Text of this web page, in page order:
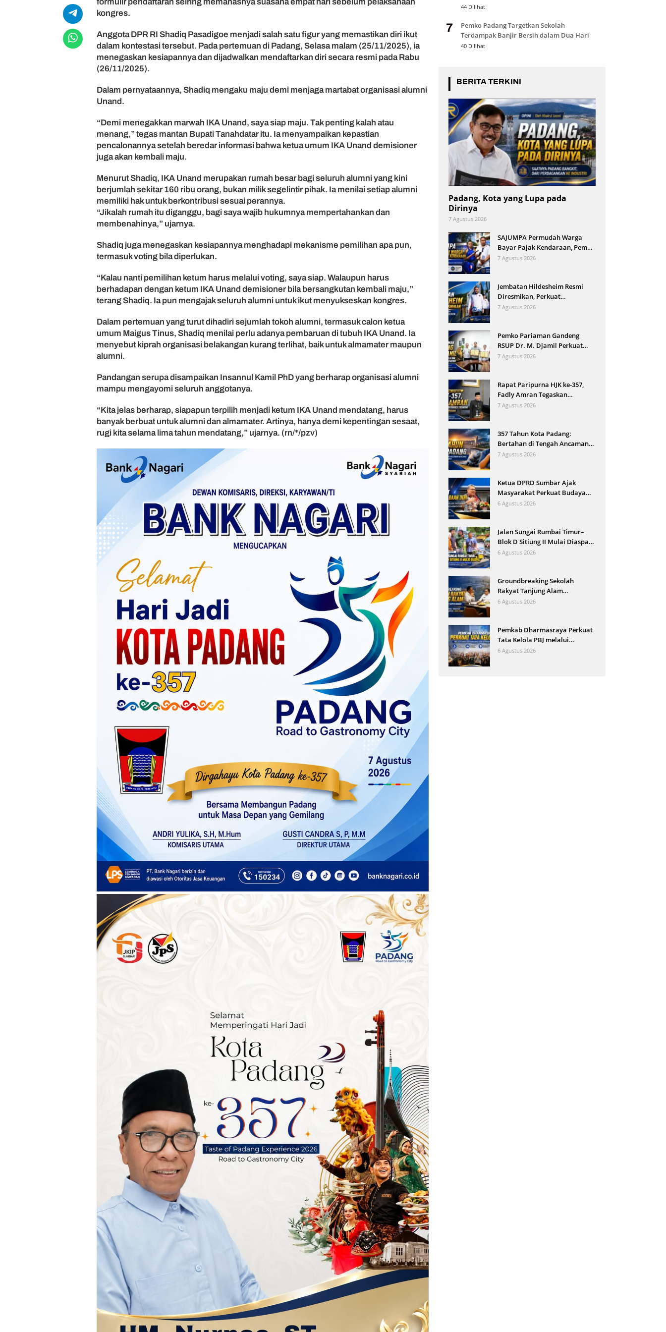
j
u
C
a
e
I
K
A
U
a
kongres.
Anggota DPR RI Shadiq Pasadigoe menjadi salah satu figur yang memastikan diri ikut
dalam kontestasi tersebut. Pada pertemuan di Padang, Selasa malam (25/11/2025), ia
menegaskan kesiapannya dan dijadwalkan mendaftarkan diri secara resmi pada Rabu
(26/11/2025).
Dalam pernyataannya, Shadiq mengaku maju demi menjaga martabat organisasi alumni
Unand.
“Demi menegakkan marwah IKA Unand, saya siap maju. Tak penting kalah atau
menang,” tegas mantan Bupati Tanahdatar itu. Ia menyampaikan kepastian
pencalonannya setelah beredar informasi bahwa ketua umum IKA Unand demisioner
juga akan kembali maju.
Menurut Shadiq, IKA Unand merupakan rumah besar bagi seluruh alumni yang kini
berjumlah sekitar 160 ribu orang, bukan milik segelintir pihak. Ia menilai setiap alumni
memiliki hak untuk berkontribusi sesuai perannya.
“Jikalah rumah itu diganggu, bagi saya wajib hukumnya mempertahankan dan
membenahinya,” ujarnya.
Shadiq juga menegaskan kesiapannya menghadapi mekanisme pemilihan apa pun,
termasuk voting bila diperlukan.
“Kalau nanti pemilihan ketum harus melalui voting, saya siap. Walaupun harus
berhadapan dengan ketum IKA Unand demisioner bila bersangkutan kembali maju,”
terang Shadiq. Ia pun mengajak seluruh alumni untuk ikut menyukseskan kongres.
Dalam pertemuan yang turut dihadiri sejumlah tokoh alumni, termasuk calon ketua
umum Maigus Tinus, Shadiq menilai perlu adanya pembaruan di tubuh IKA Unand. Ia
menyebut kiprah organisasi belakangan kurang terlihat, baik untuk almamater maupun
alumni.
Pandangan serupa disampaikan Insannul Kamil PhD yang berharap organisasi alumni
mampu mengayomi seluruh anggotanya.
“Kita jelas berharap, siapapun terpilih menjadi ketum IKA Unand mendatang, harus
banyak berbuat untuk alumni dan almamater. Artinya, hanya demi kepentingan sesaat,
rugi kita selama lima tahun mendatang,” ujarnya. (rn/*/pzv)
44 Dilihat
7
Pemko Padang Targetkan Sekolah
Terdampak Banjir Bersih dalam Dua Hari
40 Dilihat
BERITA TERKINI
Padang, Kota yang Lupa pada
Dirinya
7 Agustus 2026
SAJUMPA Permudah Warga
Bayar Pajak Kendaraan, Pemko
Pariaman Jemput Bola
7 Agustus 2026
Jembatan Hildesheim Resmi
Diresmikan, Perkuat
Persahabatan Padang dan Kota
7 Agustus 2026
Pemko Pariaman Gandeng
RSUP Dr. M. Djamil Perkuat
Tata Kelola dan Mutu Layanan
7 Agustus 2026
Rapat Paripurna HJK ke-357,
Fadly Amran Tegaskan
Transformasi Ekonomi Jadi
7 Agustus 2026
357 Tahun Kota Padang:
Bertahan di Tengah Ancaman
Bencana dan Arus Modernisasi
7 Agustus 2026
Ketua DPRD Sumbar Ajak
Masyarakat Perkuat Budaya
Kewaspadaan Dini demi
6 Agustus 2026
Jalan Sungai Rumbai Timur–
Blok D Sitiung II Mulai Diaspal,
Kerusakan Belasan Tahun
6 Agustus 2026
Groundbreaking Sekolah
Rakyat Tanjung Alam
Ditargetkan September, Bupati
6 Agustus 2026
Pemkab Dharmasraya Perkuat
Tata Kelola PBJ melalui
Sosialisasi Regulasi dan
6 Agustus 2026